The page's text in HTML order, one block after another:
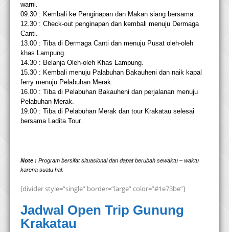
warni.
09.30 : Kembali ke Penginapan dan Makan siang bersama.
12.30 : Check-out penginapan dan kembali menuju Dermaga
Canti.
13.00 : Tiba di Dermaga Canti dan menuju Pusat oleh-oleh
khas Lampung.
14.30 : Belanja Oleh-oleh Khas Lampung.
15.30 : Kembali menuju Palabuhan Bakauheni dan naik kapal
ferry menuju Pelabuhan Merak.
16.00 : Tiba di Pelabuhan Bakauheni dan perjalanan menuju
Pelabuhan Merak.
19.00 : Tiba di Pelabuhan Merak dan tour Krakatau selesai
bersama Ladita Tour.
Note : Program bersifat situasional dan dapat berubah sewaktu – waktu
karena suatu hal.
[divider style=”single” border=”large” color=”#1e73be”]
Jadwal Open Trip Gunung
Krakatau